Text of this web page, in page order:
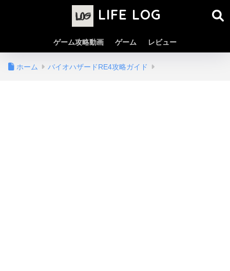
LIFE LOG
ゲーム攻略動画 ゲーム レビュー
ホーム バイオハザードRE4攻略ガイド